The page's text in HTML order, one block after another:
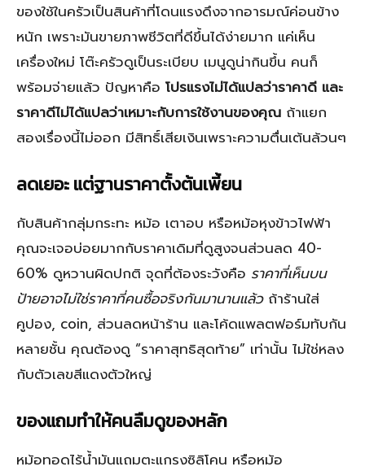
ของใช้ในครัวเป็นสินค้าที่โดนแรงดึงจากอารมณ์ค่อนข้าง
หนัก เพราะมันขายภาพชีวิตที่ดีขึ้นได้ง่ายมาก แค่เห็น
เครื่องใหม่ โต๊ะครัวดูเป็นระเบียบ เมนูดูน่ากินขึ้น คนก็
พร้อมจ่ายแล้ว ปัญหาคือ โปรแรงไม่ได้แปลว่าราคาดี และ
ราคาดีไม่ได้แปลว่าเหมาะกับการใช้งานของคุณ ถ้าแยก
สองเรื่องนี้ไม่ออก มีสิทธิ์เสียเงินเพราะความตื่นเต้นล้วนๆ
ลดเยอะ แต่ฐานราคาตั้งต้นเพี้ยน
กับสินค้ากลุ่มกระทะ หม้อ เตาอบ หรือหม้อหุงข้าวไฟฟ้า
คุณจะเจอบ่อยมากกับราคาเดิมที่ดูสูงจนส่วนลด 40-
60% ดูหวานผิดปกติ จุดที่ต้องระวังคือ ราคาที่เห็นบน
ป้ายอาจไม่ใช่ราคาที่คนซื้อจริงกันมานานแล้วถ้าร้านใส่
คูปอง, coin, ส่วนลดหน้าร้าน และโค้ดแพลตฟอร์มทับกัน
หลายชั้น คุณต้องดู “ราคาสุทธิสุดท้าย” เท่านั้น ไม่ใช่หลง
กับตัวเลขสีแดงตัวใหญ่
ของแถมทำให้คนลืมดูของหลัก
หม้อทอดไร้น้ำมันแถมตะแกรงซิลิโคน หรือหม้อ